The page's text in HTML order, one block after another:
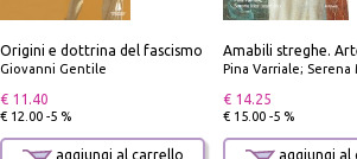
Origini e dottrina del fascismo
Giovanni Gentile
€ 11.40
€ 12.00 -5 %
aggiungi al carrello
Pina Varriale; Serena
€ 14.25
€ 15.00 -5 %
aggiungi al